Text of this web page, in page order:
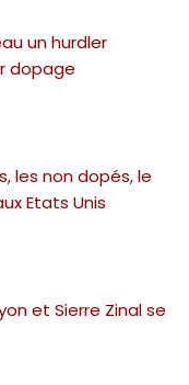
un hurdler
dopage
les non dopés, le
Etats Unis
et Sierre Zinal se